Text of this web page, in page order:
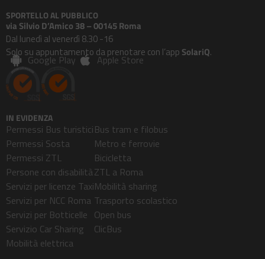
SPORTELLO AL PUBBLICO
via Silvio D’Amico 38 – 00145 Roma
Dal lunedì al venerdì 8.30 -16
Solo su appuntamento da prenotare con l’app SolariQ.
Google Play Apple Store
IN EVIDENZA
Permessi Bus turistici
Permessi Sosta
Permessi ZTL
Persone con disabilità
Servizi per licenze Taxi
Servizi per NCC Roma
Servizi per Botticelle
Servizio Car Sharing
Mobilità elettrica
Bus tram e filobus
Metro e ferrovie
Bicicletta
ZTL a Roma
Mobilità sharing
Trasporto scolastico
Open bus
ClicBus